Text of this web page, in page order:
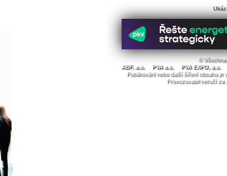
© Všechna
ABF. a.s.
PVA a.s.
PVA EXPO, a.s.
Publikování nebo další šíření obsahu
Provozovatel neručí za